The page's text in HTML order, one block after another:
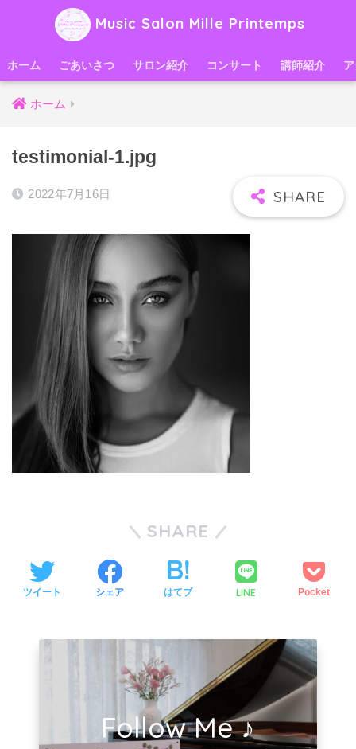
Music Salon Mille Printemps
ホーム ごあいさつ サロン紹介 コンサート 講師紹介
ホーム
testimonial-1.jpg
2022年7月16日
SHARE
ツイート シェア はてブ LINE Pocket
Follow Me ♪